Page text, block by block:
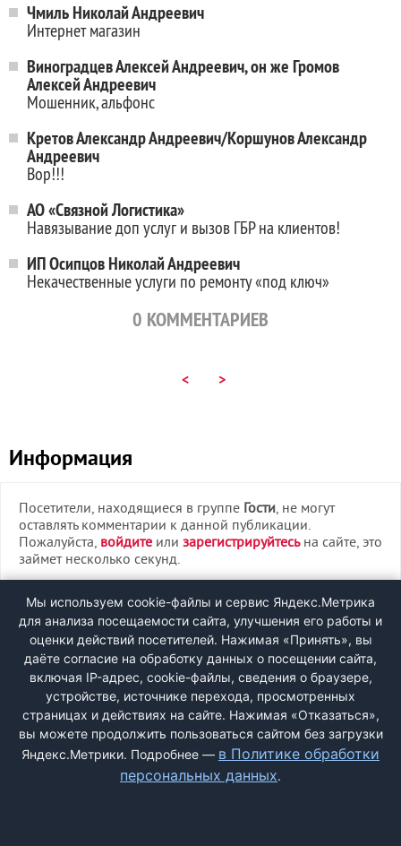
Чмиль Николай Андреевич
Интернет магазин
Виноградцев Алексей Андреевич, он же Громов
Алексей Андреевич
Мошенник, альфонс
Кретов Александр Андреевич/Коршунов Александр
Андреевич
Вор!!!
АО «Связной Логистика»
Навязывание доп услуг и вызов ГБР на клиентов!
ИП Осипцов Николай Андреевич
Некачественные услуги по ремонту «под ключ»
0 КОММЕНТАРИЕВ
< >
Информация
Посетители, находящиеся в группе Гости, не могут
оставлять комментарии к данной публикации.
Пожалуйста, войдите или зарегистрируйтесьна сайте, это
займет несколько секунд.
ВХОД
РЕГИСТРАЦИЯ
Быстрая регистрациячерез соцсети:
Мы используем cookie-файлы и сервис Яндекс.Метрика
для анализа посещаемости сайта, улучшения его работы и
оценки действий посетителей. Нажимая «Принять», вы
даёте согласие на обработку данных о посещении сайта,
включая IP-адрес, cookie-файлы, сведения о браузере,
устройстве, источнике перехода, просмотренных
страницах и действиях на сайте. Нажимая «Отказаться»,
вы можете продолжить пользоваться сайтом без загрузки
Яндекс.Метрики. Подробнее — в Политике обработки
персональных данных.